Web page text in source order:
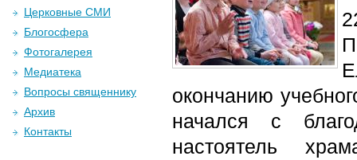
окончанию
начался с
настоятель
Церковные СМИ
Блогосфера
Фотогалерея
Медиатека
Вопросы священнику
Архив
Контакты